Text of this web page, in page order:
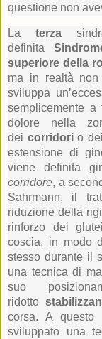
questione non
Laterza
definita
superiore della
ma in realtà
sviluppa
semplicemente a
dolore nella
dei corridorio dei
estensione di
viene definita
corridore, a
Sahrmann, il
riduzione della
rinforzo dei
coscia, in modo
stesso durante il
una tecnica di
suo
ridotto
corsa. A questo
sviluppato una